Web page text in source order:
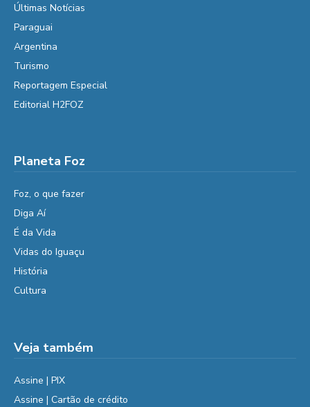
Últimas Notícias
Paraguai
Argentina
Turismo
Reportagem Especial
Editorial H2FOZ
Planeta Foz
Foz, o que fazer
Diga Aí
É da Vida
Vidas do Iguaçu
História
Cultura
Veja também
Assine | PIX
Assine | Cartão de crédito